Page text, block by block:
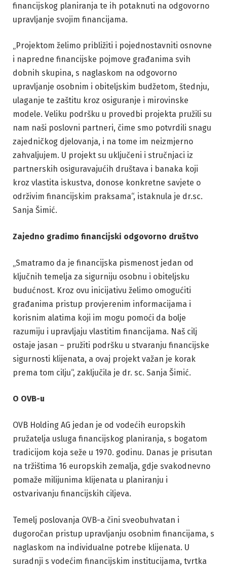
financijskog planiranja te ih potaknuti na odgovorno
upravljanje svojim financijama.
„Projektom želimo približiti i pojednostavniti osnovne
i napredne financijske pojmove građanima svih
dobnih skupina, s naglaskom na odgovorno
upravljanje osobnim i obiteljskim budžetom, štednju,
ulaganje te zaštitu kroz osiguranje i mirovinske
modele. Veliku podršku u provedbi projekta pružili su
nam naši poslovni partneri, čime smo potvrdili snagu
zajedničkog djelovanja, i na tome im neizmjerno
zahvaljujem. U projekt su uključeni i stručnjaci iz
partnerskih osiguravajućih društava i banaka koji
kroz vlastita iskustva, donose konkretne savjete o
održivim financijskim praksama“, istaknula je dr.sc.
Sanja Šimić.
Zajedno gradimo financijski odgovorno društvo
„Smatramo da je financijska pismenost jedan od
ključnih temelja za sigurniju osobnu i obiteljsku
budućnost. Kroz ovu inicijativu želimo omogućiti
građanima pristup provjerenim informacijama i
korisnim alatima koji im mogu pomoći da bolje
razumiju i upravljaju vlastitim financijama. Naš cilj
ostaje jasan – pružiti podršku u stvaranju financijske
sigurnosti klijenata, a ovaj projekt važan je korak
prema tom cilju“, zaključila je dr. sc. Sanja Šimić.
O OVB-u
OVB Holding AG jedan je od vodećih europskih
pružatelja usluga financijskog planiranja, s bogatom
tradicijom koja seže u 1970. godinu. Danas je prisutan
na tržištima 16 europskih zemalja, gdje svakodnevno
pomaže milijunima klijenata u planiranju i
ostvarivanju financijskih ciljeva.
Temelj poslovanja OVB-a čini sveobuhvatan i
dugoročan pristup upravljanju osobnim financijama, s
naglaskom na individualne potrebe klijenata. U
suradnji s vodećim financijskim institucijama, tvrtka